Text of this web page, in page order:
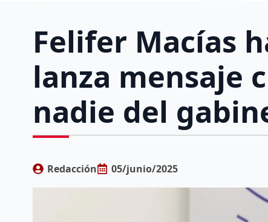
Felifer Macías
lanza mensaje
nadie del
Redacción 05/junio/2025